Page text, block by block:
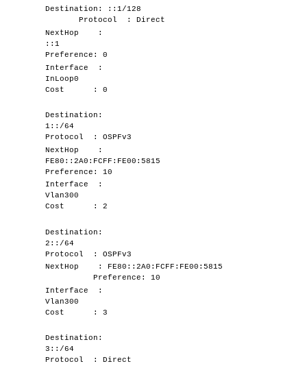
Destination: ::1/128
Protocol : Direct
NextHop :
::1
Preference: 0
Interface :
InLoop0
Cost : 0
Destination:
1::/64
Protocol : OSPFv3
NextHop :
FE80::2A0:FCFF:FE00:5815
Preference: 10
Interface :
Vlan300
Cost : 2
Destination:
2::/64
Protocol : OSPFv3
NextHop : FE80::2A0:FCFF:FE00:5815
Preference: 10
Interface :
Vlan300
Cost : 3
Destination:
3::/64
Protocol : Direct